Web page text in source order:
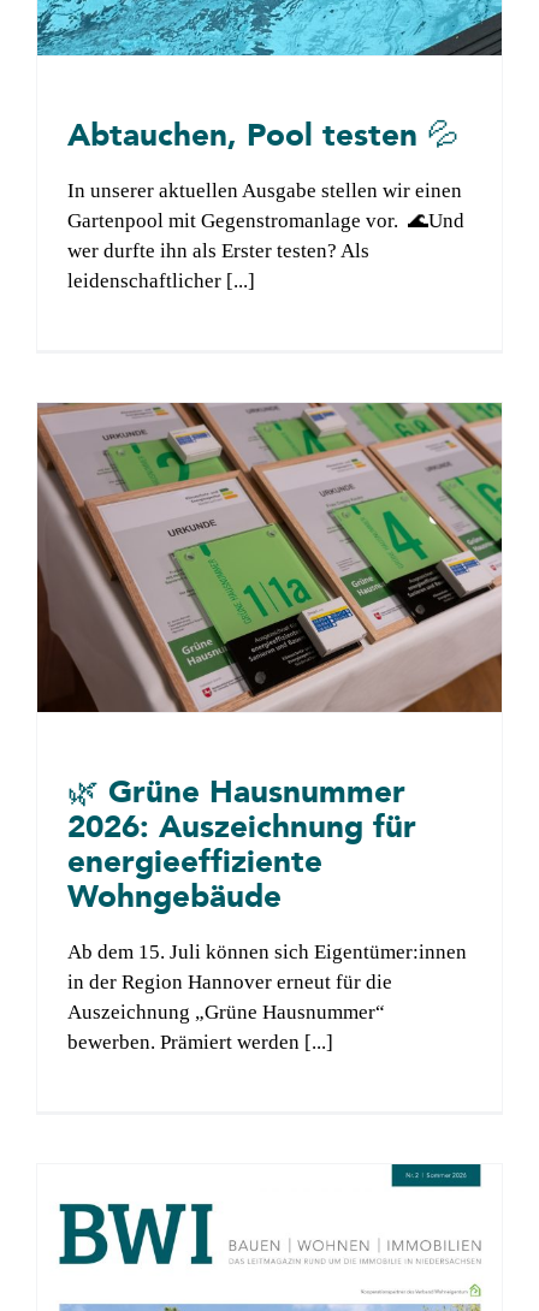
Abtauchen, Pool testen 💦
In unserer aktuellen Ausgabe stellen wir einen
Gartenpool mit Gegenstromanlage vor. 🌊Und
wer durfte ihn als Erster testen? Als
leidenschaftlicher [...]
🌿 Grüne Hausnummer
2026: Auszeichnung für
energieeffiziente
Wohngebäude
Ab dem 15. Juli können sich Eigentümer:innen
in der Region Hannover erneut für die
Auszeichnung „Grüne Hausnummer“
bewerben. Prämiert werden [...]